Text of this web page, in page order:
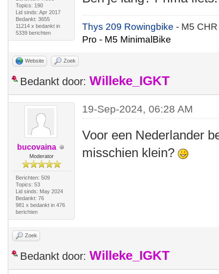
Topics: 190
Lid sinds: Apr 2017
Bedankt: 3655
11214 x bedankt in
5339 berichten
Thys 209 Rowingbike- M5
Pro - M5 MinimalBike
Website Zoek
Bedankt door: Willeke_IGKT
bucovaina
Moderator
Berichten: 509
Topics: 53
Lid sinds: May 2024
Bedankt: 76
981 x bedankt in 476
berichten
19-Sep-2024, 06:28 AM
Voor een Nederlander
misschien klein?
Zoek
Bedankt door: Willeke_IGKT